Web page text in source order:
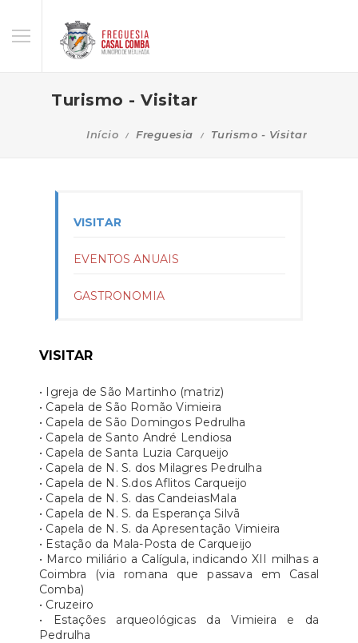
Turismo - Visitar
Início Freguesia Turismo - Visitar
VISITAR
EVENTOS ANUAIS
GASTRONOMIA
VISITAR
• Igreja de São Martinho (matriz)
• Capela de São Romão Vimieira
• Capela de São Domingos Pedrulha
• Capela de Santo André Lendiosa
• Capela de Santa Luzia Carqueijo
• Capela de N. S. dos Milagres Pedrulha
• Capela de N. S.dos Aflitos Carqueijo
• Capela de N. S. das CandeiasMala
• Capela de N. S. da Esperança Silvã
• Capela de N. S. da Apresentação Vimieira
• Estação da Mala-Posta de Carqueijo
• Marco miliário a Calígula, indicando XII milhas a
Coimbra (via romana que passava em Casal
Comba)
• Cruzeiro
• Estações arqueológicas da Vimieira e da
Pedrulha